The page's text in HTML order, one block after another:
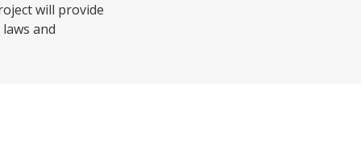
will provide
and